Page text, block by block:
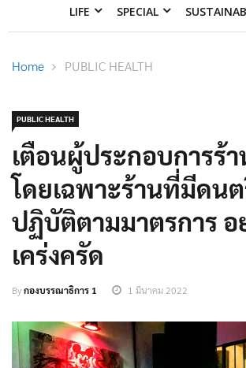
LIFE SPECIAL
Home PUBLIC HEALTH
PUBLIC HEALTH
เตือนผู้ประกอบการร้
โดยเฉพาะร้านที่มีดน
ปฏิบัติตามมาตรการ อ
เคร่งครัด
Byกองบรรณาธิการ 1 1 มีนาคม 2022